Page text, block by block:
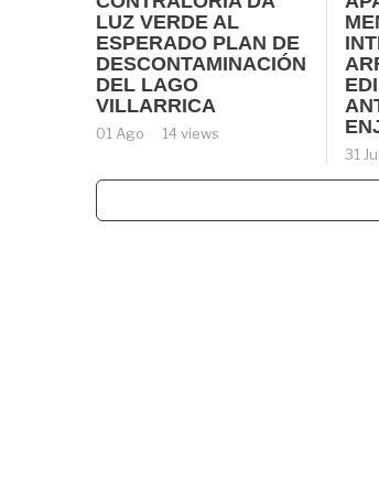
LUZ VERDE AL
ESPERADO PLAN DE
DESCONTAMINACIÓN
DEL LAGO
VILLARRICA
01 Ago 14 views
31 Jul